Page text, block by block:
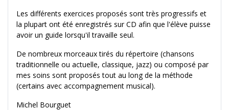
Les différents exercices proposés sont très progressifs et
la plupart ont été enregistrés sur CD afin que l'élève puisse
avoir un guide lorsqu'il travaille seul.
De nombreux morceaux tirés du répertoire (chansons
traditionnelle ou actuelle, classique, jazz) ou composé par
mes soins sont proposés tout au long de la méthode
(certains avec accompagnement musical).
Michel Bourguet